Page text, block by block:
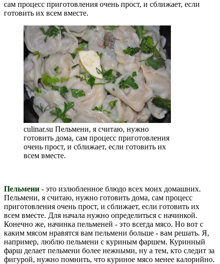
сам процесс приготовления очень прост, и сближает, если
готовить их всем вместе.
culinar.su Пельмени, я считаю, нужно
готовить дома, сам процесс приготовления
очень прост, и сближает, если готовить их
всем вместе.
Пельмени - это излюбленное блюдо всех моих домашних.
Пельмени, я считаю, нужно готовить дома, сам процесс
приготовления очень прост, и сближает, если готовить их
всем вместе. Для начала нужно определиться с начинкой.
Конечно же, начинка пельменей - это всегда мясо. Но вот с
каким мясом нравятся вам пельмени больше - вам решать. Я,
например, люблю пельмени с куриным фаршем. Куринный
фарш делает пельмени более нежными, ну а тем, кто следит за
фигурой, нужно помнить, что куриное мясо менее калорийно.